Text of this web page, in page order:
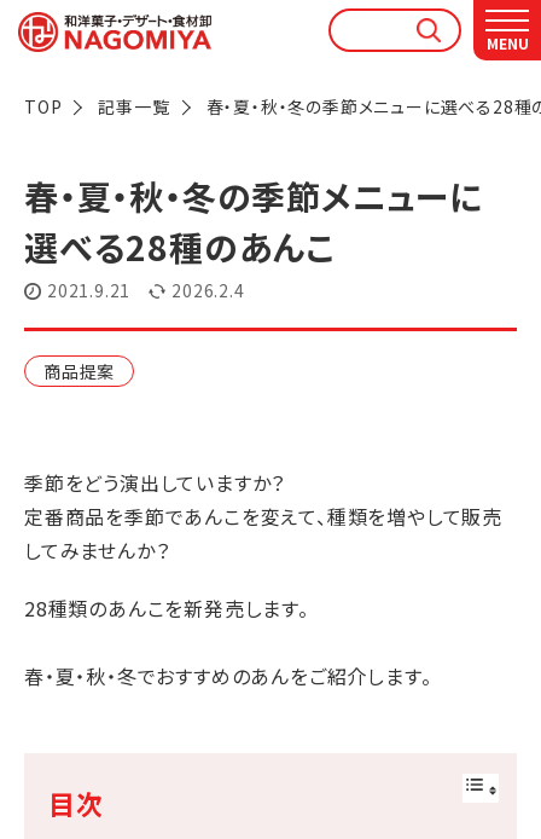
TOP 記事一覧 春・夏・秋・冬の季節メニューに選べる28種
春・夏・秋・冬の季節メニューに
選べる28種のあんこ
2021.9.21 2026.2.4
商品提案
季節をどう演出していますか？
定番商品を季節であんこを変えて、種類を増やして販売
してみませんか？
28種類のあんこを新発売します。
春・夏・秋・冬でおすすめのあんをご紹介します。
目次
なごみやAIガイド